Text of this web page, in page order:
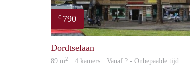
€ 790
Dordtselaan
89 m2 · 4 kamers · Vanaf ? - Onbepaalde tijd